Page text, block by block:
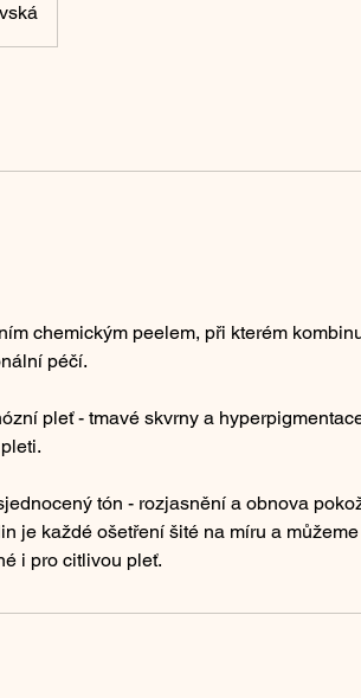
chemickým peelem, při kterém
péčí.
pleť - tmavé skvrny a
tón - rozjasnění a obnova
je každé ošetření šité na míru a
i pro citlivou pleť.